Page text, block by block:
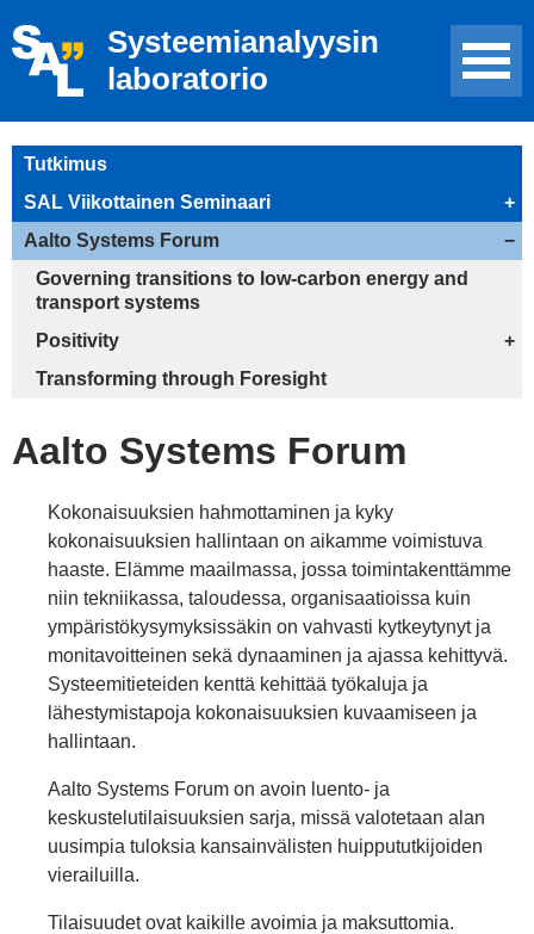
Systeemianalyysin
laboratorio
Tutkimus
SAL Viikottainen Seminaari
+
Aalto Systems Forum
−
Governing transitions to low-carbon energy and
transport systems
Positivity
+
Transforming through Foresight
Aalto Systems Forum
Kokonaisuuksien hahmottaminen ja kyky
kokonaisuuksien hallintaan on aikamme voimistuva
haaste. Elämme maailmassa, jossa toimintakenttämme
niin tekniikassa, taloudessa, organisaatioissa kuin
ympäristökysymyksissäkin on vahvasti kytkeytynyt ja
monitavoitteinen sekä dynaaminen ja ajassa kehittyvä.
Systeemitieteiden kenttä kehittää työkaluja ja
lähestymistapoja kokonaisuuksien kuvaamiseen ja
hallintaan.
Aalto Systems Forum on avoin luento- ja
keskustelutilaisuuksien sarja, missä valotetaan alan
uusimpia tuloksia kansainvälisten huippututkijoiden
vierailuilla.
Tilaisuudet ovat kaikille avoimia ja maksuttomia.